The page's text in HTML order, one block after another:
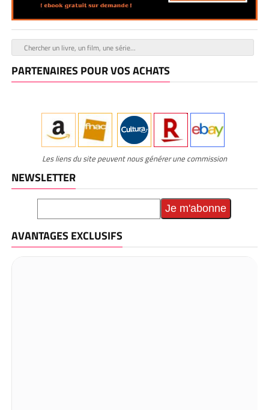
PARTENAIRES POUR VOS ACHATS
Les liens du site peuvent nous générer une commission
NEWSLETTER
AVANTAGES EXCLUSIFS